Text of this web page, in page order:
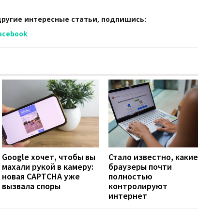
интересные статьи, подпишись:
Google хочет, чтобы вы
махали рукой в камеру:
новая CAPTCHA уже
вызвала споры
Стало известно, какие
браузеры почти
полностью
контролируют
интернет